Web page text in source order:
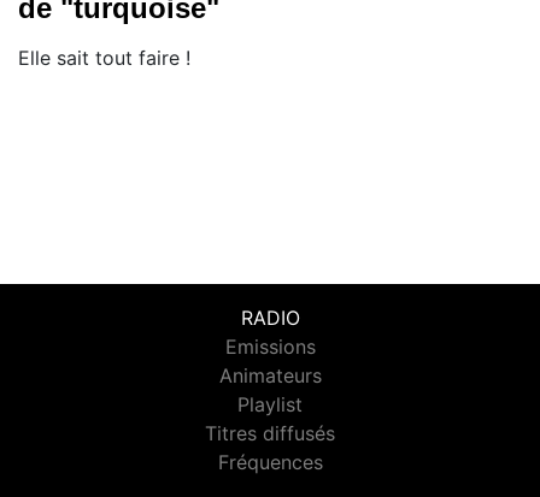
de "turquoise"
Elle sait tout faire !
RADIO
Emissions
Animateurs
Playlist
Titres diffusés
Fréquences